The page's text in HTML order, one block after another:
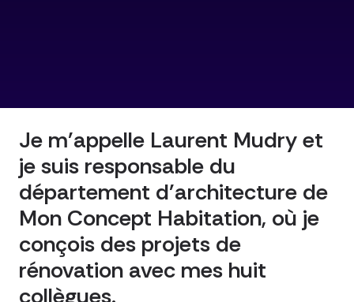
Je m'appelle Laurent Mudry et
je suis responsable du
département d'architecture de
Mon Concept Habitation, où je
conçois des projets de
rénovation avec mes huit